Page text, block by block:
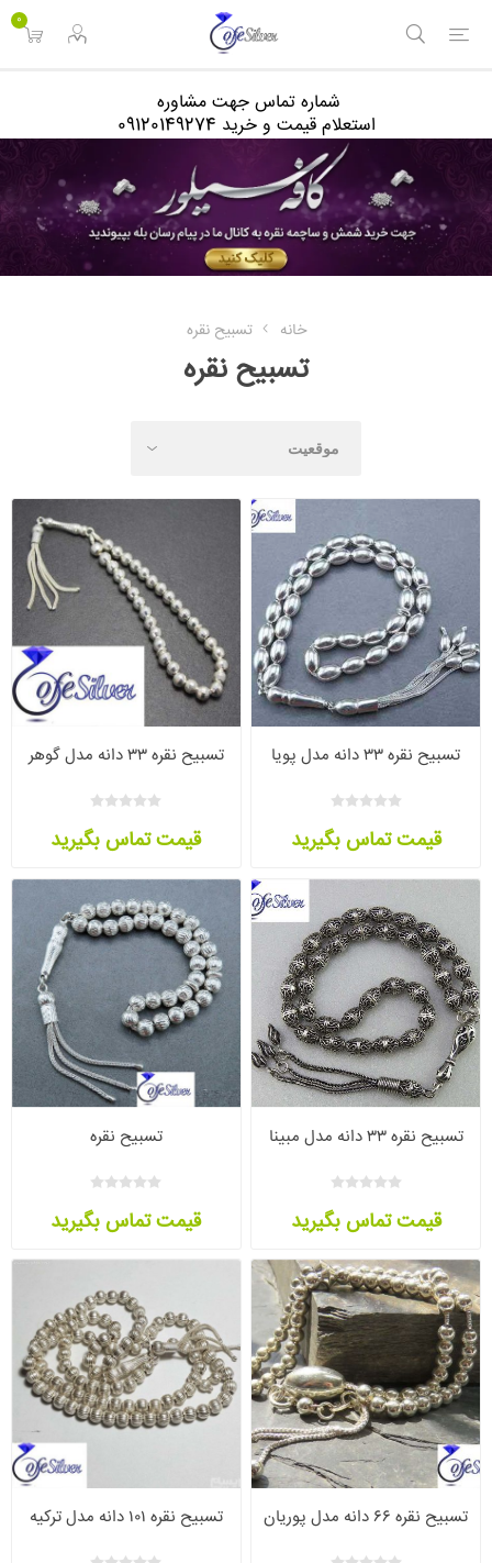
0
شماره تماس جهت مشاوره
استعلام قیمت و خرید 09120149274
خانه تسبیح نقره
تسبیح نقره
تسبیح نقره ۳۳ دانه مدل پویا
قیمت تماس بگیرید
تسبیح نقره ۳۳ دانه مدل گوهر
قیمت تماس بگیرید
تسبیح نقره ۳۳ دانه مدل مبینا
قیمت تماس بگیرید
تسبیح نقره
قیمت تماس بگیرید
تسبیح نقره ۶۶ دانه مدل پوریان تسبیح نقره ۱۰۱ دانه مدل ترکیه